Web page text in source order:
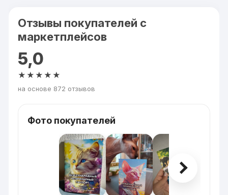
Отзывы покупателей с
маркетплейсов
5,0
★★★★★
на основе 872 отзывов
Фото покупателей